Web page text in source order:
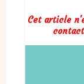
Cet article